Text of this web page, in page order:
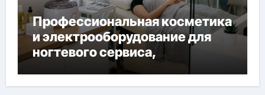
Профессиональная косметика
и электрооборудование для
ногтевого сервиса,
наращивания ресниц и
депиляции